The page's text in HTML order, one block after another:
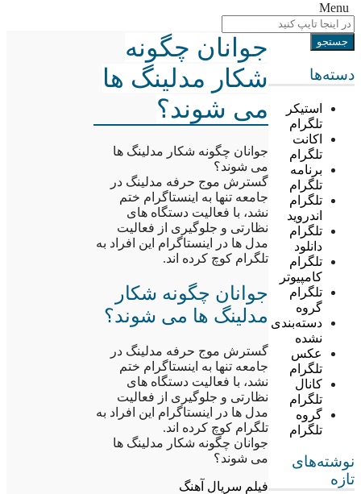
Menu
دسته‌ها
استیکر
تلگرام
اکانت
تلگرام
برنامه
تلگرام
تلگرام
اندروید
تلگرام
دانلود
تلگرام
کامپیوتر
تلگرام
گروه
دسته‌بندی
نشده
عکس
تلگرام
کانال
تلگرام
گروه
تلگرام
نوشته‌های
تازه
جوانان چگونه
شکار مدلینگ ها
می شوند؟
جوانان چگونه شکار مدلینگ ها
می شوند؟
گسترش موج حرفه مدلینگ در
جامعه تنها به اینستاگرام ختم
نشد، با فعالیت دستگاه های
نظارتی و جلوگیری از فعالیت
مدل ها در اینستاگرام این افراد به
تلگرام کوچ کرده اند.
جوانان چگونه شکار
مدلینگ ها می شوند؟
گسترش موج حرفه مدلینگ در
جامعه تنها به اینستاگرام ختم
نشد، با فعالیت دستگاه های
نظارتی و جلوگیری از فعالیت
مدل ها در اینستاگرام این افراد به
تلگرام کوچ کرده اند.
جوانان چگونه شکار مدلینگ ها
می شوند؟
فیلم سریال آهنگ